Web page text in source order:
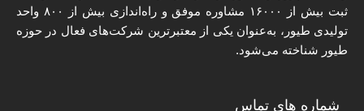
ثبت بیش از ۱۶۰۰۰ مشاوره موفق و راه‌اندازی بیش از ۸۰۰ واحد
تولیدی طیور، به‌عنوان یکی از معتبرترین شرکت‌های فعال در حوزه
طیور شناخته می‌شود.
شماره های تماس